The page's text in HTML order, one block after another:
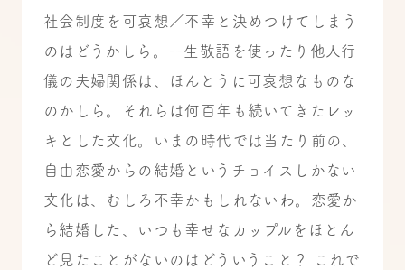
社会制度を可哀想／不幸と決めつけてしまう
のはどうかしら。一生敬語を使ったり他人行
儀の夫婦関係は、ほんとうに可哀想なものな
のかしら。それらは何百年も続いてきたレッ
キとした文化。いまの時代では当たり前の、
自由恋愛からの結婚というチョイスしかない
文化は、むしろ不幸かもしれないわ。恋愛か
ら結婚した、いつも幸せなカップルをほとん
ど見たことがないのはどういうこと？ これで